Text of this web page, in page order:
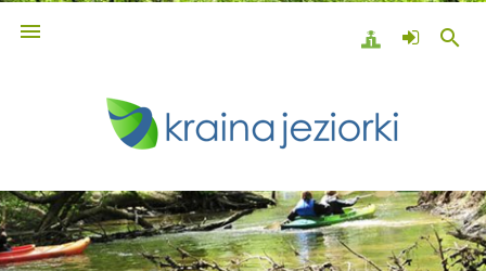
 search